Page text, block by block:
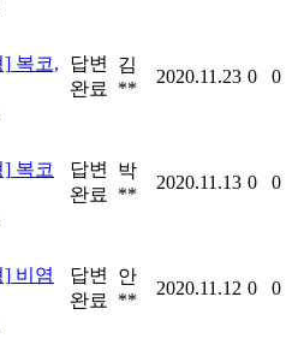
] 복코,
답변
완료
김
**
2020.11.23 0 0
] 복코
답변
완료
박
**
2020.11.13 0 0
] 비염
답변
완료
안
**
2020.11.12 0 0